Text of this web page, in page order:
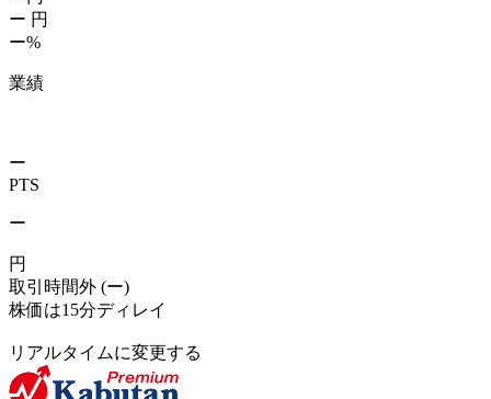
ー 円
ー%
業績
ー
PTS
ー
円
取引時間外 (ー)
株価は15分ディレイ
リアルタイムに変更する